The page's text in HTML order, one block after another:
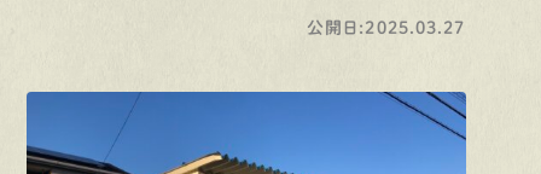
公開日:2025.03.27